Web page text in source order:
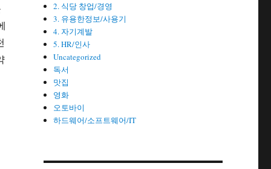
2. 식당 창업/경영
3. 유용한정보/사용기
4. 자기계발
5. HR/인사
Uncategorized
독서
맛집
영화
오토바이
하드웨어/소프트웨어/IT